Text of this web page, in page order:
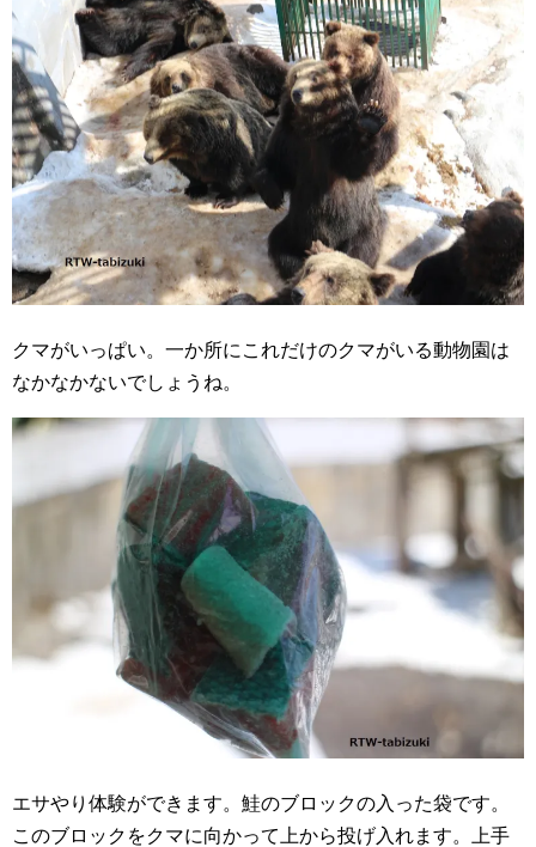
クマがいっぱい。一か所にこれだけのクマがいる動物園は
なかなかないでしょうね。
エサやり体験ができます。鮭のブロックの入った袋です。
このブロックをクマに向かって上から投げ入れます。上手